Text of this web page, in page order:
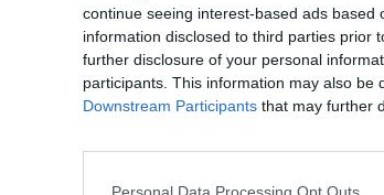
continue seeing interest-based ads
information disclosed to third parties prior
further disclosure of your personal
participants. This information may also be
Downstream Participants that may further
Personal Data Processing Opt Outs
LAISSER UN COMMENTAIRE